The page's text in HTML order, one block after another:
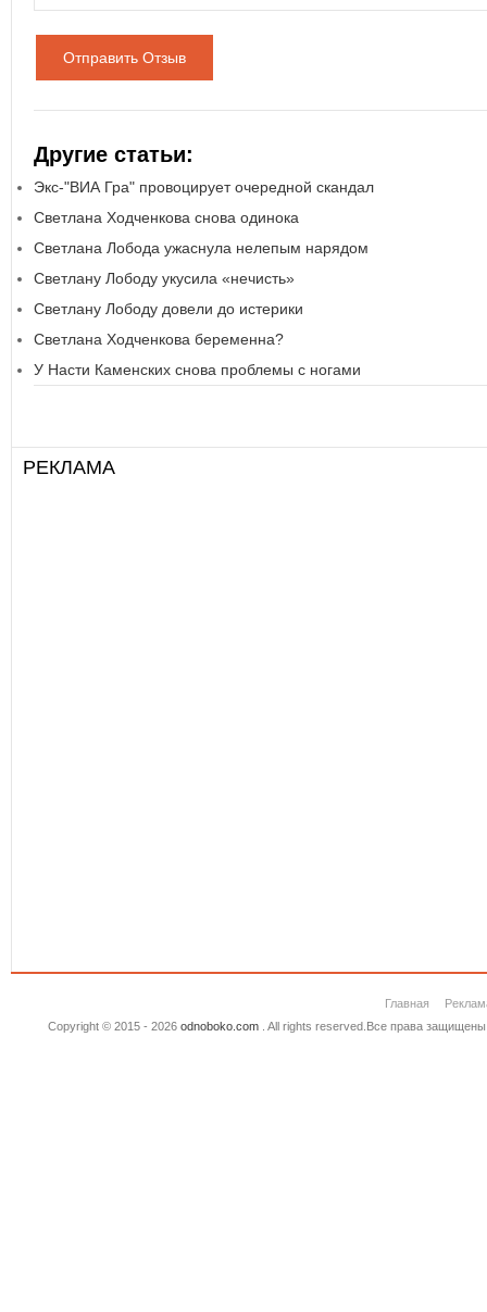
Отправить Отзыв
Другие статьи:
Экс-"ВИА Гра" провоцирует очередной скандал
Светлана Ходченкова снова одинока
Светлана Лобода ужаснула нелепым нарядом
Светлану Лободу укусила «нечисть»
Светлану Лободу довели до истерики
Светлана Ходченкова беременна?
У Насти Каменских снова проблемы с ногами
РЕКЛАМА
Главная
Copyright © 2015 - 2026 odnoboko.com. All rights reserved.Все права защищены.